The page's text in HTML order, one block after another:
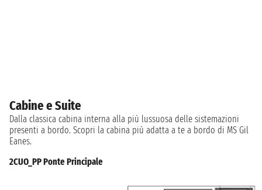
Cabine e Suite
Dalla classica cabina interna alla più lussuosa delle sistemazioni
presenti a bordo. Scopri la cabina più adatta a te a bordo di MS Gil
Eanes.
2CUO_PP Ponte Principale